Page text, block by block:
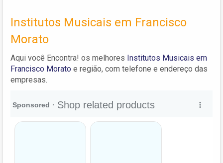
Institutos Musicais em Francisco
Morato
Aqui você Encontra! os melhores Institutos Musicais em
Francisco Morato e região, com telefone e endereço das
empresas.